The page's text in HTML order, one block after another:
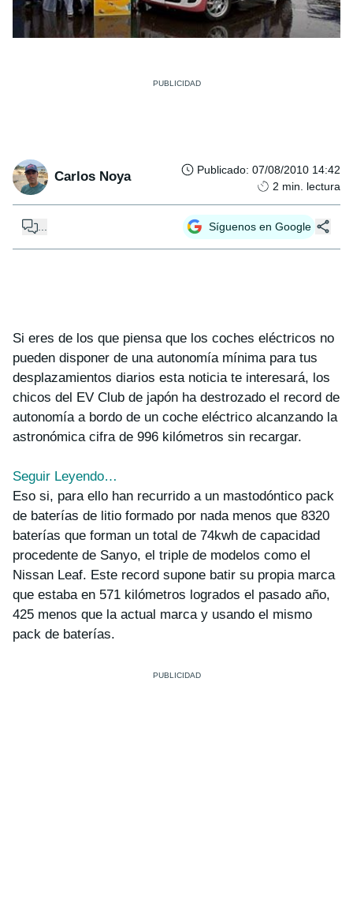
Carlos Noya Publicado: 07/08/2010 14:42
2 min. lectura
Síguenos en Google
Si eres de los que piensa que los coches eléctricos no
pueden disponer de una autonomía mínima para tus
desplazamientos diarios esta noticia te interesará, los
chicos del EV Club de japón ha destrozado el record de
autonomía a bordo de un coche eléctrico alcanzando la
astronómica cifra de 996 kilómetros sin recargar.
Seguir Leyendo…
Eso si, para ello han recurrido a un mastodóntico pack
de baterías de litio formado por nada menos que 8320
baterías que forman un total de 74kwh de capacidad
procedente de Sanyo, el triple de modelos como el
Nissan Leaf. Este record supone batir su propia marca
que estaba en 571 kilómetros logrados el pasado año,
425 menos que la actual marca y usando el mismo
pack de baterías.